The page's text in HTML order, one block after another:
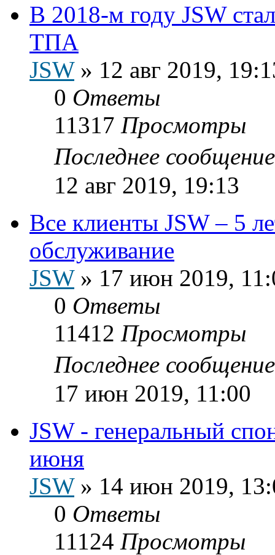
В 2018-м году JSW
ТПА
JSW» 12 авг 2019,
0 Ответы
11317 Просмотры
Последнее
12 авг 2019, 19:13
Все клиенты JSW – 5
обслуживание
JSW» 17 июн 2019,
0 Ответы
11412 Просмотры
Последнее
17 июн 2019, 11:00
JSW - генеральный
июня
JSW» 14 июн 2019,
0 Ответы
11124 Просмотры